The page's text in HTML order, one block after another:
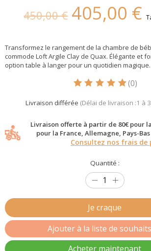
450,00 € 405,00 €
Transformez le rangement de la chambre de
commode Loft Argile Clay de Quax. Élégante et
option table à langer pour un quotidien magique.
Ce produit
(0)
Livraison différée (Délai de livraison :1 à
Livraison offerte à partir de 80€ pour
pour la France, Allemagne, Pays-
Consultez nos frais de
Quantité :
Je craque
Ajouter à la liste de souhaits
Acheter maintenant